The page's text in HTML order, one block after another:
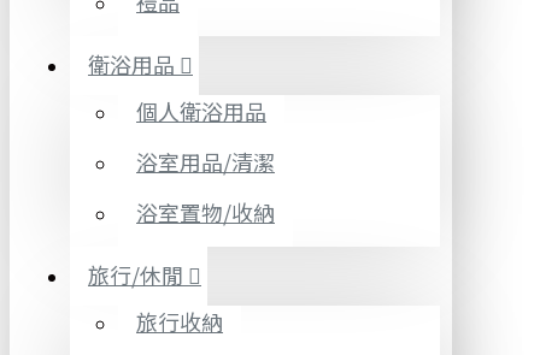
衛浴用品
個人衛浴用品
浴室用品/清潔
浴室置物/收納
旅行/休閒
旅行收納